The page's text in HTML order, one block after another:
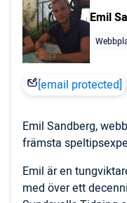
Emil
[email protected]
Emil Sandberg,
främsta
Emil är en
med över ett